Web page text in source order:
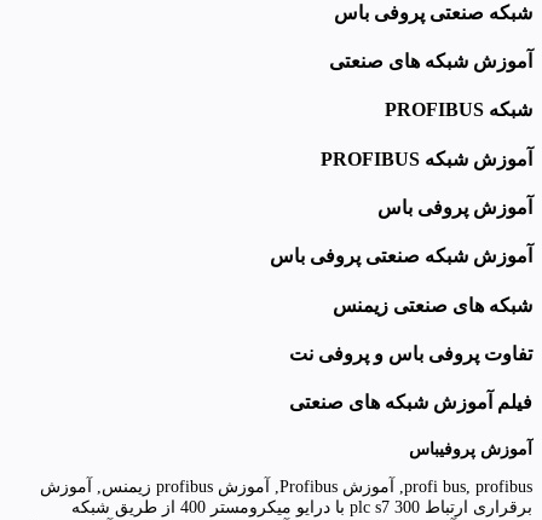
شبکه صنعتی پروفی باس
آموزش شبکه های صنعتی
شبکه PROFIBUS
آموزش شبکه PROFIBUS
آموزش پروفی باس
آموزش شبکه صنعتی پروفی باس
شبکه های صنعتی زیمنس
تفاوت پروفی باس و پروفی نت
فیلم آموزش شبکه های صنعتی
آموزش پروفیباس
profi bus, profibus, آموزش Profibus, آموزش profibus زیمنس, آموزش
برقراری ارتباط plc s7 300 با درایو میکرومستر 400 از طریق شبکه